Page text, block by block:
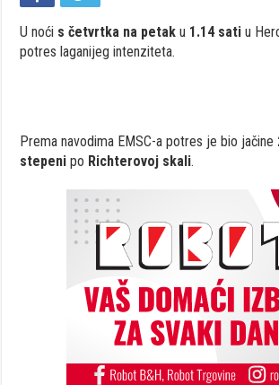
U noći s četvrtka na petak u 1.14 sati u
potres laganijeg intenziteta.
Prema navodima EMSC-a potres je bio jačine
stepeni po Richterovoj skali.